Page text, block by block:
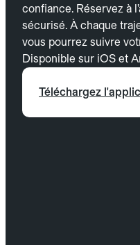
confiance. Réservez à
sécurisé. À chaque
vous pourrez suivre
Disponible sur iOS et
Téléchargez